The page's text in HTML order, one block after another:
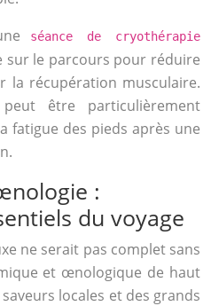
séance de cryothérapie
sur le parcours pour réduire
la récupération musculaire.
peut être particulièrement
fatigue des pieds après une
:
du voyage
ne serait pas complet sans
et œnologique de haut
locales et des grands